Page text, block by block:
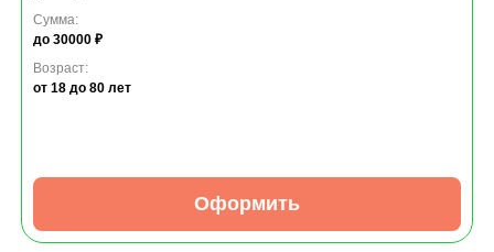
Сумма:
до 30000 ₽
Возраст:
от 18 до 80 лет
Оформить